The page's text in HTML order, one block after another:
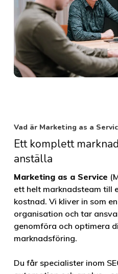
Vad är Marketing as a
Ett komplett
anställa
Marketing as a Service
ett helt marknadsteam till
kostnad. Vi kliver in som
organisation och tar
genomföra och optimera
marknadsföring.
Du får specialister inom